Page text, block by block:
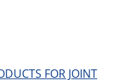
FOR JOINT